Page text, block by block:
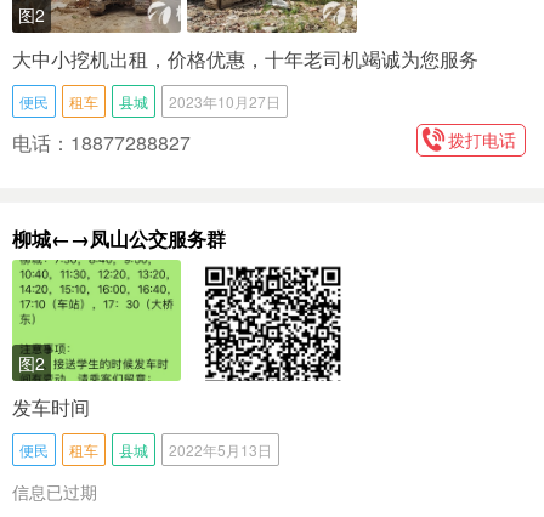
图2
大中小挖机出租，价格优惠，十年老司机竭诚为您服务
便民 租车 县城 2023年10月27日
电话：18877288827 拨打电话
柳城←→凤山公交服务群
图2
发车时间
便民 租车 县城 2022年5月13日
信息已过期